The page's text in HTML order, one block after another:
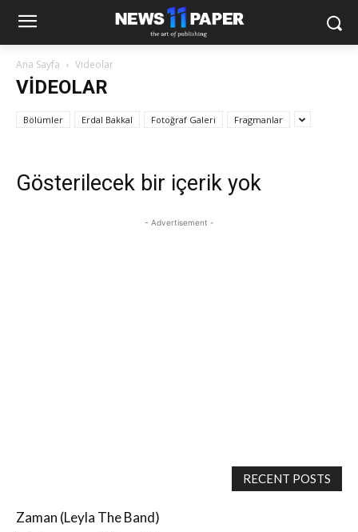
Ana Sayfa Videolar
VIDEOLAR
Bölümler Erdal Bakkal Fotoğraf Galeri Fragmanlar
Gösterilecek bir içerik yok
- Advertisement -
RECENT POSTS
Zaman (Leyla The Band)